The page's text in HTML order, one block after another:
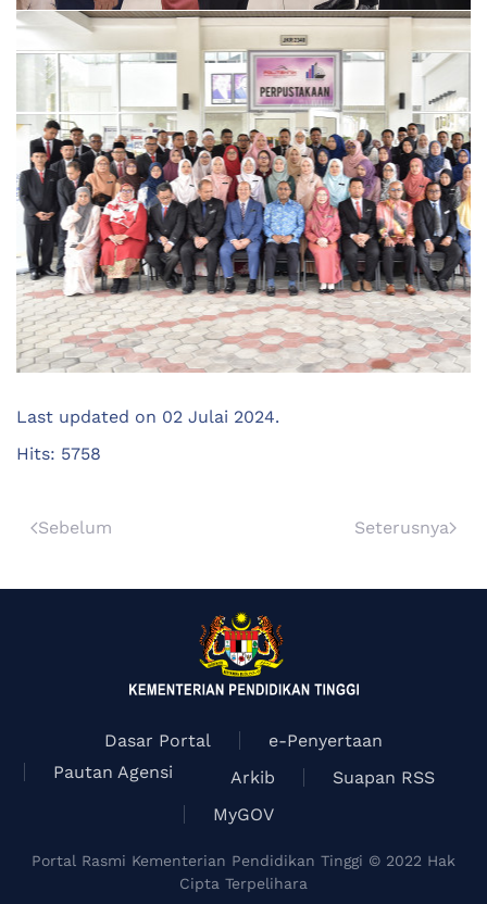
Last updated on 02 Julai 2024.
Hits: 5758
Sebelum Seterusnya
Dasar Portal
e-Penyertaan
Pautan Agensi
Arkib
Suapan RSS
MyGOV
Portal Rasmi Kementerian Pendidikan Tinggi © 2022 Hak
Cipta Terpelihara